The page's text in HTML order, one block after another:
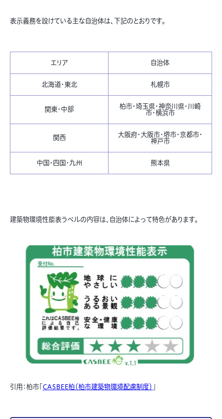
表示義務を設けている主な自治体は、下記のとおりです。
エリア 自治体
北海道・東北 札幌市
関東・中部
柏市・埼玉県・神奈川県・川崎
市・横浜市
関西
大阪府・大阪市・堺市・京都市・
神戸市
中国・四国・九州 熊本県
建築物環境性能表ラベルの内容は、自治体によって特色があります。
引用：柏市「 CASBEE柏（柏市建築物環境配慮制度） 」